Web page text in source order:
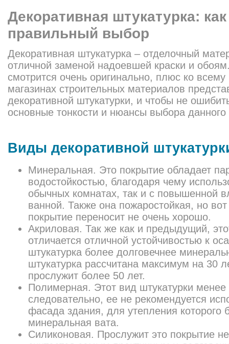
Декоративная штукатурка:
правильный выбор
Декоративная штукатурка – отделочный
отличной заменой надоевшей краски и
смотрится очень оригинально, плюс ко
магазинах строительных материалов
декоративной штукатурки, и чтобы не
основные тонкости и нюансы выбора
Виды декоративной
Минеральная. Это покрытие обладает
водостойкостью, благодаря чему
обычных комнатах, так и с повышенной
ванной. Также она пожаростойкая, но
покрытие переносит не очень хорошо.
Акриловая. Так же как и предыдущий,
отличается отличной устойчивостью к
штукатурка более долговечнее
штукатурка рассчитана максимум на 30
прослужит более 50 лет.
Полимерная. Этот вид штукатурки
следовательно, ее не рекомендуется
фасада здания, для утепления которого
минеральная вата.
Силиконовая. Прослужит это покрытие